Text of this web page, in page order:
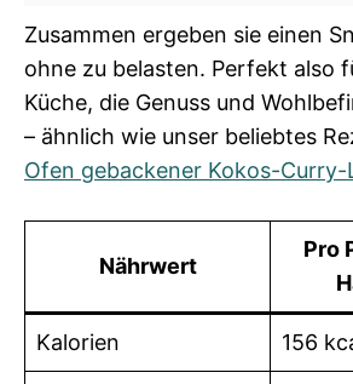
Zusammen ergeben sie einen
ohne zu belasten. Perfekt also
Küche, die Genuss und
– ähnlich wie unser beliebtes
Ofen gebackener Kokos-Curry-
Nährwert
Pro
Kalorien 156